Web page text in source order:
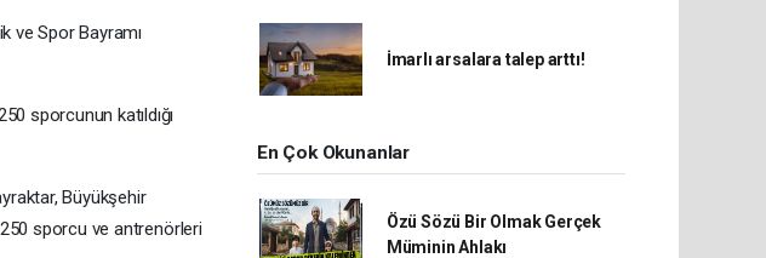
ve Spor Bayramı
sporcunun katıldığı
Büyükşehir
sporcu ve antrenörleri
İmarlı arsalara talep arttı!
En Çok Okunanlar
Özü Sözü Bir Olmak Gerçek
Müminin Ahlakı